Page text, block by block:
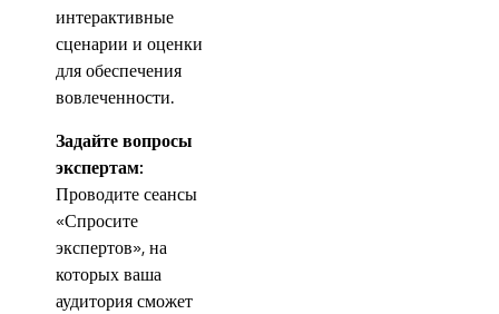
интерактивные
сценарии и оценки
для обеспечения
вовлеченности.
Задайте вопросы
экспертам:
Проводите сеансы
«Спросите
экспертов», на
которых ваша
аудитория сможет